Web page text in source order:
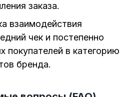
заказа.
взаимодействия
чек и постепенно
покупателей в категорию
бренда.